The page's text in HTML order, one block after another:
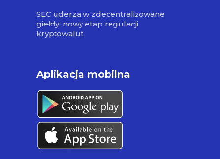
SEC uderza w zdecentralizowane
giełdy: nowy etap regulacji
kryptowalut
Aplikacja mobilna